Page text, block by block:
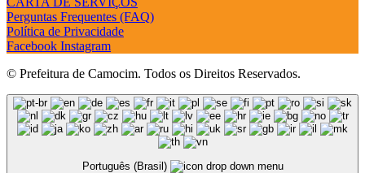
Perguntas Frequentes (FAQ)
Política de Privacidade
Facebook Instagram
© Prefeitura de Camocim. Todos os Direitos Reservados.
Português (Brasil)